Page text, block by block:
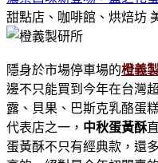
甜點店、咖啡館、烘焙坊
隱身於市場停車場的橙義
邊不只能買到今年在台灣
露、貝果、巴斯克乳酪蛋
代表店之一， 中秋蛋黃酥
蛋黃酥不只有經典款，還